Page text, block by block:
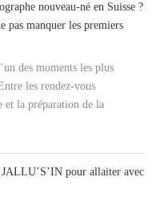
nouveau-né en Suisse ?
pas manquer les premiers
des moments les plus
les rendez-vous
et la préparation de la
pour allaiter avec